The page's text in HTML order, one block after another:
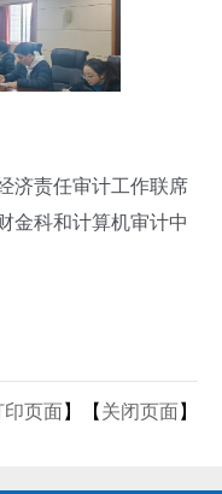
责任审计工作联席
金科和计算机审计中
印页面】【 关闭页面】